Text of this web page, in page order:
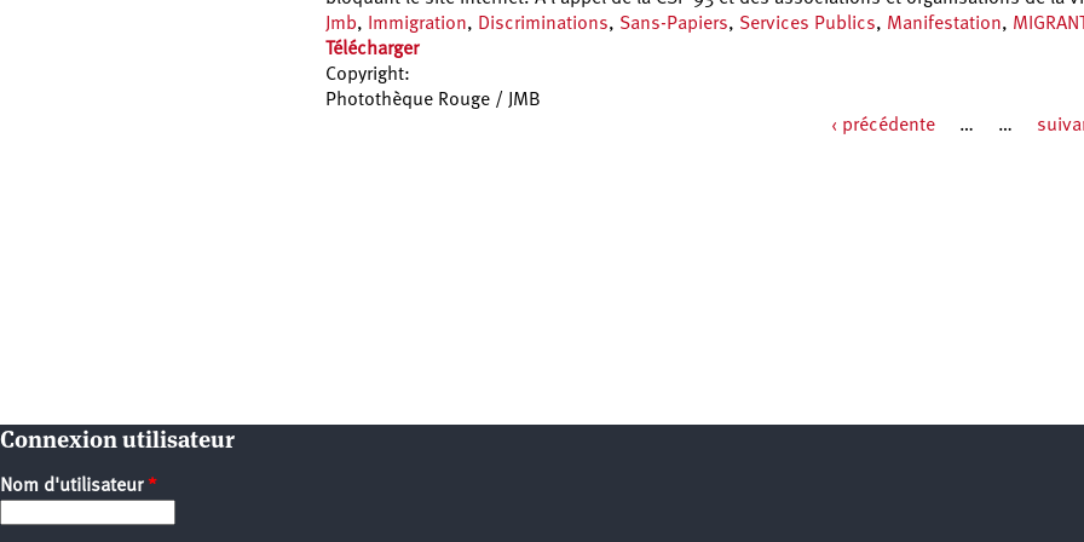
Jmb, Immigration, Discriminations, Sans-Papiers, Services Publics, Manifestation,
Télécharger
Copyright:
Photothèque Rouge / JMB
‹ précédente … …
Connexion utilisateur
Nom d'utilisateur*